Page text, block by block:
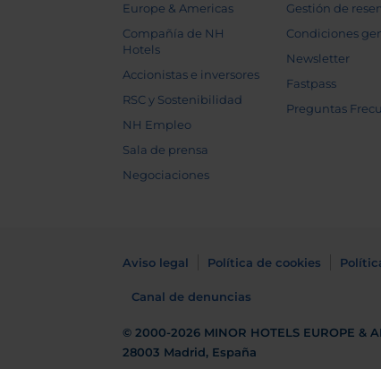
Europe & Americas
Compañía de NH
Hotels
Accionistas e inversores
RSC y Sostenibilidad
NH Empleo
Sala de prensa
Negociaciones
Gestión de
Condiciones
Newsletter
Fastpass
Preguntas
Aviso legal Política de cookies
Canal de denuncias
© 2000-2026 MINOR HOTELS EUROPE &
28003 Madrid, España